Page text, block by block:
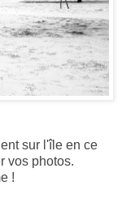
sur l'île en ce
vos photos.
!